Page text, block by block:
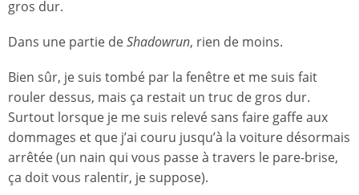
gros dur.
Dans une partie deShadowrun, rien de moins.
Bien sûr, je suis tombé par la fenêtre et me suis fait
rouler dessus, mais ça restait un truc de gros dur.
Surtout lorsque je me suis relevé sans faire gaffe aux
dommages et que j’ai couru jusqu’à la voiture désormais
arrêtée (un nain qui vous passe à travers le pare-brise,
ça doit vous ralentir, je suppose).